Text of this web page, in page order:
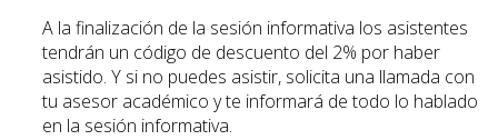
A la finalización de la sesión informativa los asistentes
tendrán un código de descuento del 2% por haber
asistido. Y si no puedes asistir, solicita una llamada con
tu asesor académico y te informará de todo lo hablado
en la sesión informativa.